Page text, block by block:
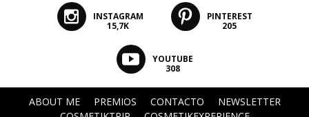
INSTAGRAM
15,7K
PINTEREST
205
YOUTUBE
308
ABOUT ME PREMIOS CONTACTO
NEWSLETTER